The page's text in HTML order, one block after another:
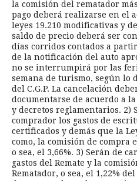
la comisión del rematador
pago deberá realizarse en el
leyes 19.210 modificativas y
saldo de precio deberá ser
días corridos contados a
de la notificación del auto
no se interrumpirá por las
semana de turismo, según lo
del C.G.P. La cancelación
documentarse de acuerdo a
y decretos reglamentarios. 2)
comprador los gastos de
certificados y demás que la
como, la comisión de compra
o sea, el 3,66%. 3) Serán de
gastos del Remate y la
Rematador, o sea, el 1,22%